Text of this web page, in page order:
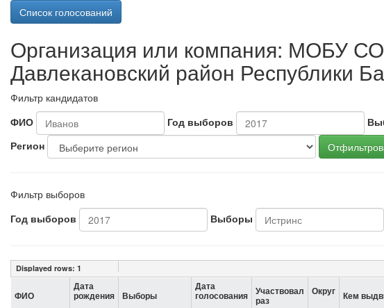
Список голосований
Организация или компания: МОБУ
Давлекановский район Республики
Фильтр кандидатов
ФИО
Год выборов
Регион
Фильтр выборов
Год выборов
Выборы
Displayed rows: 1
ФИО
Дата
рождения
Выборы
Дата
голосования
Участвовал
раз
Округ Кем